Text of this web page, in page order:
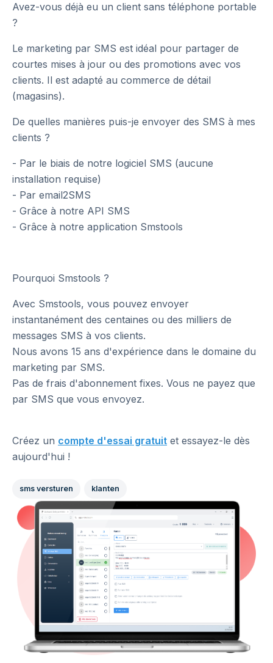
Avez-vous déjà eu un client sans téléphone portable
?
Le marketing par SMS est idéal pour partager de
courtes mises à jour ou des promotions avec vos
clients. Il est adapté au commerce de détail
(magasins).
De quelles manières puis-je envoyer des SMS à mes
clients ?
- Par le biais de notre logiciel SMS (aucune
installation requise)
- Par email2SMS
- Grâce à notre API SMS
- Grâce à notre application Smstools
Pourquoi Smstools ?
Avec Smstools, vous pouvez envoyer
instantanément des centaines ou des milliers de
messages SMS à vos clients.
Nous avons 15 ans d'expérience dans le domaine du
marketing par SMS.
Pas de frais d'abonnement fixes. Vous ne payez que
par SMS que vous envoyez.
Créez un compte d'essai gratuit et essayez-le dès
aujourd'hui !
sms versturen klanten